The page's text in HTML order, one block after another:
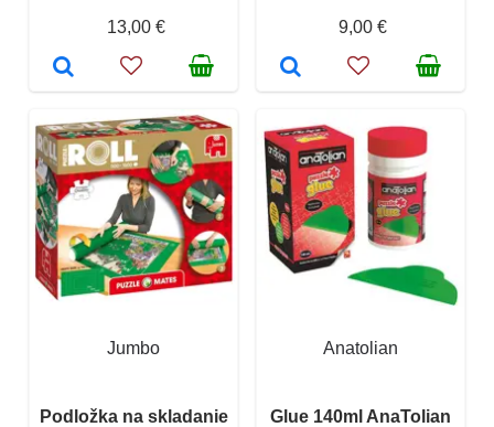
13,00 €
9,00 €
Jumbo
Podložka na skladanie
Anatolian
Glue 140ml AnaTolian